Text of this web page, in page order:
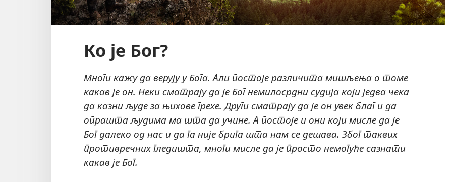
Ко је Бог?
Многи кажу да верују у Бога. Али постоје различита мишљења о томе
какав је он. Неки сматрају да је Бог немилосрдни судија који једва чека
да казни људе за њихове грехе. Други сматрају да је он увек благ и да
опрашта људима ма шта да учине. А постоје и они који мисле да је
Бог далеко од нас и да га није брига шта нам се дешава. Због таквих
противречних гледишта, многи мисле да је просто немогуће сазнати
какав је Бог.